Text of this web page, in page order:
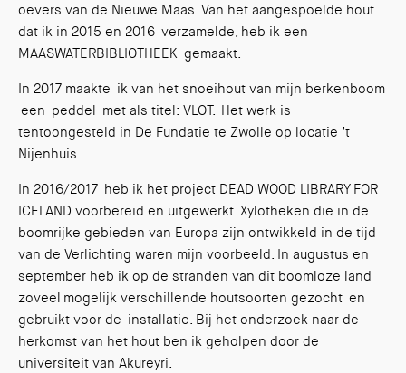
oevers van de Nieuwe Maas. Van het aangespoelde hout
dat ik in 2015 en 2016 verzamelde, heb ik een
MAASWATERBIBLIOTHEEK gemaakt.
In 2017 maakte ik van het snoeihout van mijn berkenboom
een peddel met als titel: VLOT. Het werk is
tentoongesteld in De Fundatie te Zwolle op locatie ’t
Nijenhuis.
In 2016/2017 heb ik het project DEAD WOOD LIBRARY FOR
ICELAND voorbereid en uitgewerkt. Xylotheken die in de
boomrijke gebieden van Europa zijn ontwikkeld in de tijd
van de Verlichting waren mijn voorbeeld. In augustus en
september heb ik op de stranden van dit boomloze land
zoveel mogelijk verschillende houtsoorten gezocht en
gebruikt voor de installatie. Bij het onderzoek naar de
herkomst van het hout ben ik geholpen door de
universiteit van Akureyri.